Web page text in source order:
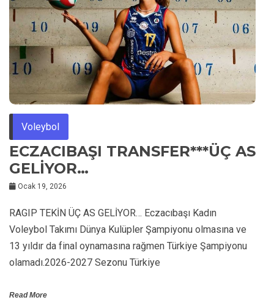
Voleybol
ECZACIBAŞI TRANSFER***ÜÇ AS
GELİYOR…
Ocak 19, 2026
RAGIP TEKİN ÜÇ AS GELİYOR… Eczacıbaşı Kadın
Voleybol Takımı Dünya Kulüpler Şampiyonu olmasına ve
13 yıldır da final oynamasına rağmen Türkiye Şampiyonu
olamadı.2026-2027 Sezonu Türkiye
Read More